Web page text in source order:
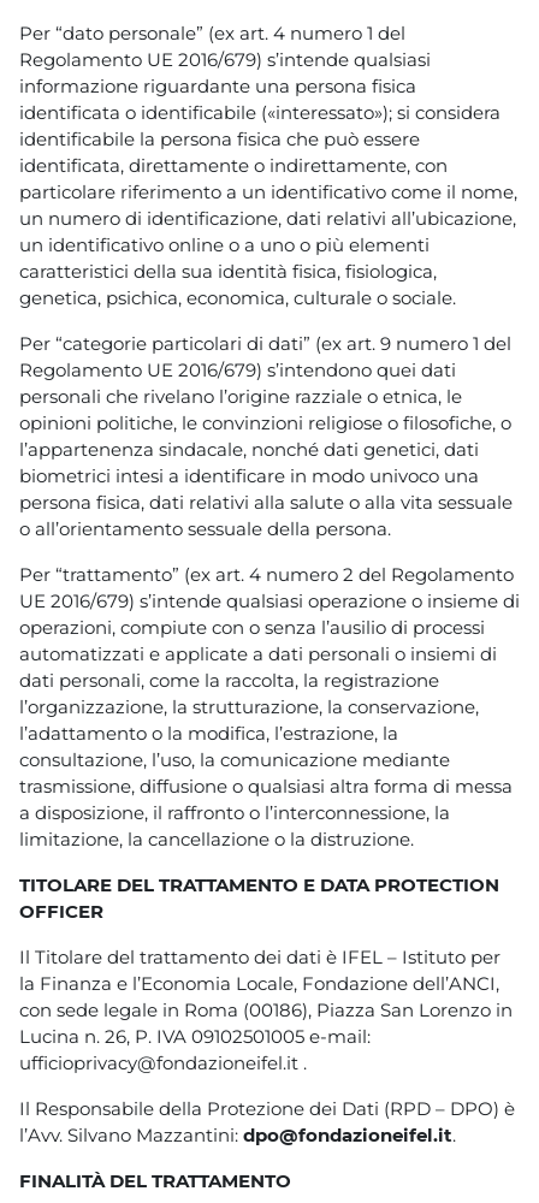
Per “dato personale” (ex art. 4 numero 1 del
Regolamento UE 2016/679) s’intende qualsiasi
informazione riguardante una persona fisica
identificata o identificabile («interessato»); si considera
identificabile la persona fisica che può essere
identificata, direttamente o indirettamente, con
particolare riferimento a un identificativo come il nome,
un numero di identificazione, dati relativi all’ubicazione,
un identificativo online o a uno o più elementi
caratteristici della sua identità fisica, fisiologica,
genetica, psichica, economica, culturale o sociale.
Per “categorie particolari di dati” (ex art. 9 numero 1 del
Regolamento UE 2016/679) s’intendono quei dati
personali che rivelano l’origine razziale o etnica, le
opinioni politiche, le convinzioni religiose o filosofiche, o
l’appartenenza sindacale, nonché dati genetici, dati
biometrici intesi a identificare in modo univoco una
persona fisica, dati relativi alla salute o alla vita sessuale
o all’orientamento sessuale della persona.
Per “trattamento” (ex art. 4 numero 2 del Regolamento
UE 2016/679) s’intende qualsiasi operazione o insieme di
operazioni, compiute con o senza l’ausilio di processi
automatizzati e applicate a dati personali o insiemi di
dati personali, come la raccolta, la registrazione
l’organizzazione, la strutturazione, la conservazione,
l’adattamento o la modifica, l’estrazione, la
consultazione, l’uso, la comunicazione mediante
trasmissione, diffusione o qualsiasi altra forma di messa
a disposizione, il raffronto o l’interconnessione, la
limitazione, la cancellazione o la distruzione.
TITOLARE DEL TRATTAMENTO E DATA PROTECTION
OFFICER
Il Titolare del trattamento dei dati è IFEL – Istituto per
la Finanza e l’Economia Locale, Fondazione dell’ANCI,
con sede legale in Roma (00186), Piazza San Lorenzo in
Lucina n. 26, P. IVA 09102501005 e-mail:
ufficioprivacy@fondazioneifel.it .
Il Responsabile della Protezione dei Dati (RPD – DPO) è
l’Avv. Silvano Mazzantini: dpo@fondazioneifel.it.
FINALITÀ DEL TRATTAMENTO